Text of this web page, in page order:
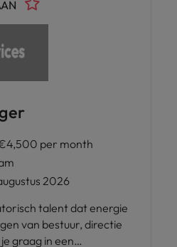
per month
2026
talent dat energie
van bestuur, directie
graag in een